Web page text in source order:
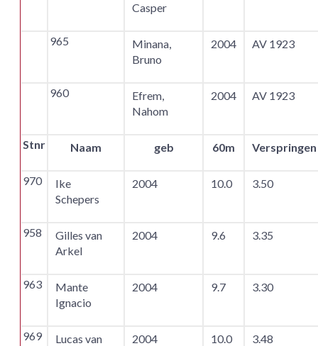
Casper
965
Minana,
Bruno
2004 AV 1923
960
Efrem,
Nahom
2004 AV 1923
Stnr Naam geb 60m Verspringen
970
Ike
Schepers
2004 10.0 3.50
958
Gilles van
Arkel
2004 9.6 3.35
963
Mante
Ignacio
2004 9.7 3.30
969
Lucas van
2004 10.0 3.48